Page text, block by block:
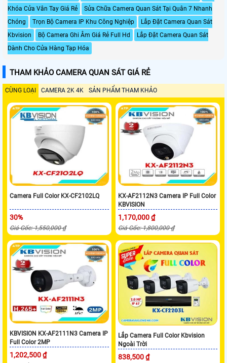
Khóa Cửa Vân Tay Giá Rẻ
Sửa Chữa Camera Quan Sát Tại Quân 7 Nhanh
Chóng
Trọn Bộ Camera IP Khu Công Nghiệp
Lắp Đặt Camera Quan Sát
Kbvision
Bộ Camera Ghi Âm Giá Rẻ Full Hd
Lắp Đặt Camera Quan Sát
Dành Cho Cửa Hàng Tạp Hóa
THAM KHẢO CAMERA QUAN SÁT GIÁ RẺ
CÙNG LOẠI CAMERA 2K 4K SẢN PHẨM THAM KHẢO
Camera Full Color KX-CF2102LQ
30%
Giá Gốc: 1,550,000 ₫
KX-AF2112N3 Camera IP Full Color
KBVISION
1,170,000 ₫
Giá Gốc: 1,800,000 ₫
KBVISION KX-AF2111N3 Camera IP
Full Color 2MP
1,202,500 ₫
Lắp Camera Full Color Kbvision
Ngoài Trời
838,500 ₫